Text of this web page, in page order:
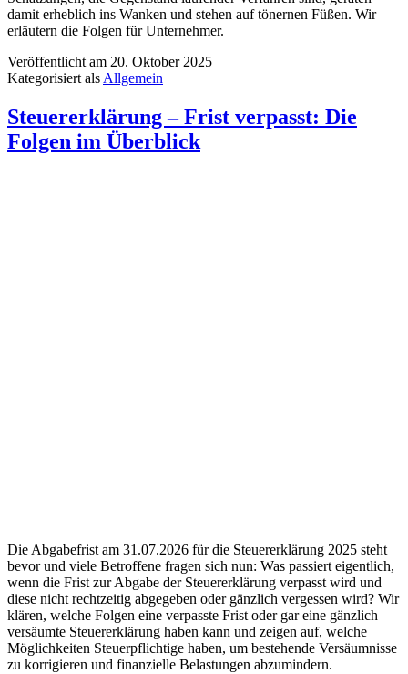
damit erheblich ins Wanken und stehen auf tönernen Füßen. Wir
erläutern die Folgen für Unternehmer.
Veröffentlicht am 20. Oktober 2025
Kategorisiert als Allgemein
Steuererklärung – Frist verpasst: Die
Folgen im Überblick
Die Abgabefrist am 31.07.2026 für die Steuererklärung 2025 steht
bevor und viele Betroffene fragen sich nun: Was passiert eigentlich,
wenn die Frist zur Abgabe der Steuererklärung verpasst wird und
diese nicht rechtzeitig abgegeben oder gänzlich vergessen wird? Wir
klären, welche Folgen eine verpasste Frist oder gar eine gänzlich
versäumte Steuererklärung haben kann und zeigen auf, welche
Möglichkeiten Steuerpflichtige haben, um bestehende Versäumnisse
zu korrigieren und finanzielle Belastungen abzumindern.